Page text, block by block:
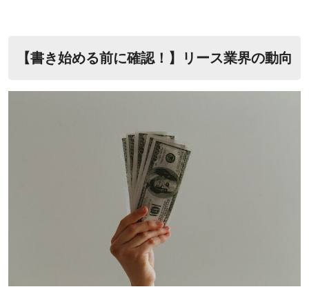
【書き始める前に確認！】リース業界の動向